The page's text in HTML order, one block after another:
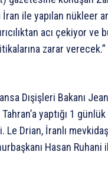
İran ile yapılan nükleer
acı çekiyor ve
zarar
Dışişleri Bakanı
Tahran’a yaptığı 1
Le Drian, İranlı
Hasan Ruhani